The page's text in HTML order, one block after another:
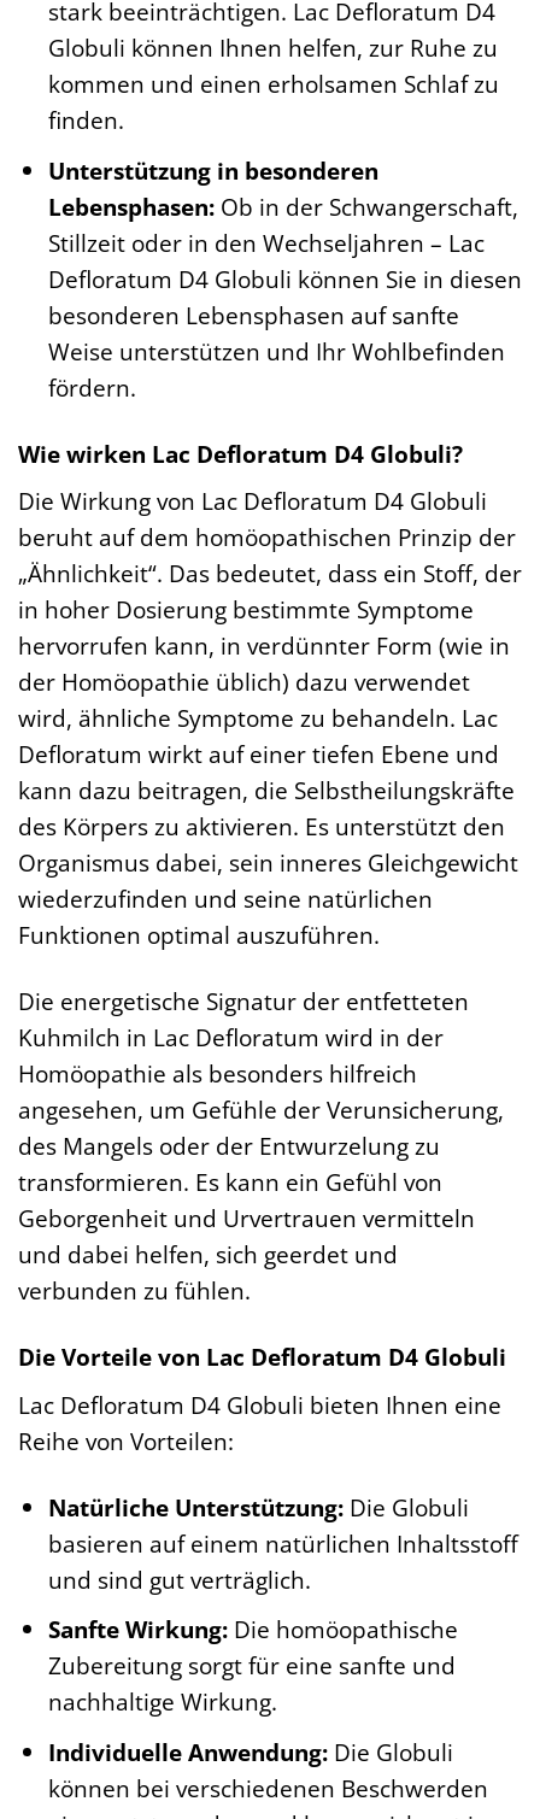
stark beeinträchtigen. Lac Defloratum D4
Globuli können Ihnen helfen, zur Ruhe zu
kommen und einen erholsamen Schlaf zu
finden.
Unterstützung in besonderen
Lebensphasen:Ob in der Schwangerschaft,
Stillzeit oder in den Wechseljahren – Lac
Defloratum D4 Globuli können Sie in diesen
besonderen Lebensphasen auf sanfte
Weise unterstützen und Ihr Wohlbefinden
fördern.
Wie wirken Lac Defloratum D4 Globuli?
Die Wirkung von Lac Defloratum D4 Globuli
beruht auf dem homöopathischen Prinzip der
„Ähnlichkeit“. Das bedeutet, dass ein Stoff, der
in hoher Dosierung bestimmte Symptome
hervorrufen kann, in verdünnter Form (wie in
der Homöopathie üblich) dazu verwendet
wird, ähnliche Symptome zu behandeln. Lac
Defloratum wirkt auf einer tiefen Ebene und
kann dazu beitragen, die Selbstheilungskräfte
des Körpers zu aktivieren. Es unterstützt den
Organismus dabei, sein inneres Gleichgewicht
wiederzufinden und seine natürlichen
Funktionen optimal auszuführen.
Die energetische Signatur der entfetteten
Kuhmilch in Lac Defloratum wird in der
Homöopathie als besonders hilfreich
angesehen, um Gefühle der Verunsicherung,
des Mangels oder der Entwurzelung zu
transformieren. Es kann ein Gefühl von
Geborgenheit und Urvertrauen vermitteln
und dabei helfen, sich geerdet und
verbunden zu fühlen.
Die Vorteile von Lac Defloratum D4 Globuli
Lac Defloratum D4 Globuli bieten Ihnen eine
Reihe von Vorteilen:
Natürliche Unterstützung:Die Globuli
basieren auf einem natürlichen Inhaltsstoff
und sind gut verträglich.
Sanfte Wirkung:Die homöopathische
Zubereitung sorgt für eine sanfte und
nachhaltige Wirkung.
Individuelle Anwendung:Die Globuli
können bei verschiedenen Beschwerden